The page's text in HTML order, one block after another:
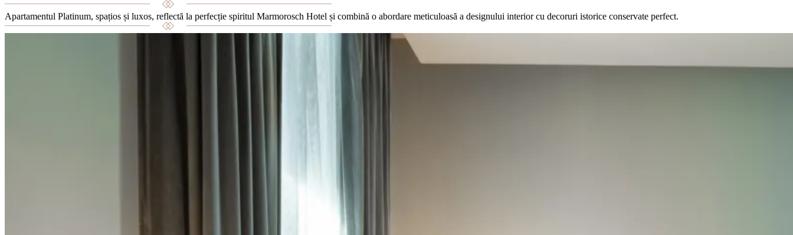
Apartamentul Platinum, spațios și luxos, reflectă la perfecție spiritul Marmorosch Hotel și combină o abordare meticuloasă a designului interior cu decoruri istorice conservate perfect.